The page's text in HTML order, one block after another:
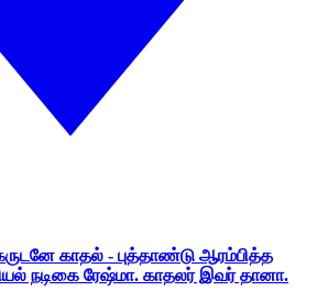
காதல் - புத்தாண்டு ஆரம்பித்த
நடிகை ரேஷ்மா. காதலர் இவர் தானா.